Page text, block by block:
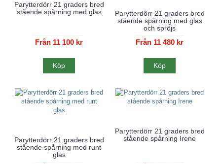
Parytterdörr 21 graders bred
stående spårning med glas
Från 11 100 kr
Köp
Parytterdörr 21 graders bred
stående spårning med glas
och spröjs
Från 11 480 kr
Köp
Parytterdörr 21 graders bred
stående spårning med runt
glas
Parytterdörr 21 graders bred
stående spårning Irene